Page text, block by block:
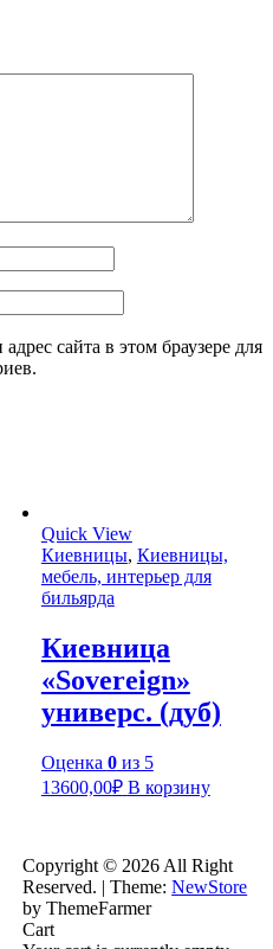
сайта в этом браузере для
Quick View
Киевницы, Киевницы,
мебель, интерьер для
бильярда
Киевница
«Sovereign»
универс. (дуб)
Оценка 0из 5
13600,00₽ В корзину
Copyright © 2026 All Right
Reserved. | Theme:NewStore
by ThemeFarmer
Cart